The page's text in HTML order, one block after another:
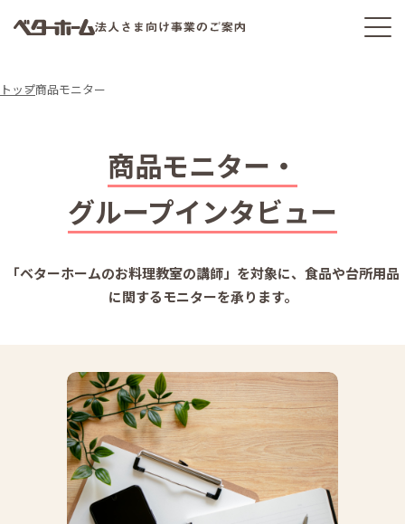
トップ商品モニター
商品モニター・
グループインタビュー
「ベターホームのお料理教室の講師」を対象に、食品や台所用品
に関するモニターを承ります。